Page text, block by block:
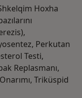
Hoxha
Perkutan
Testi,
Replasmanı,
Triküspid